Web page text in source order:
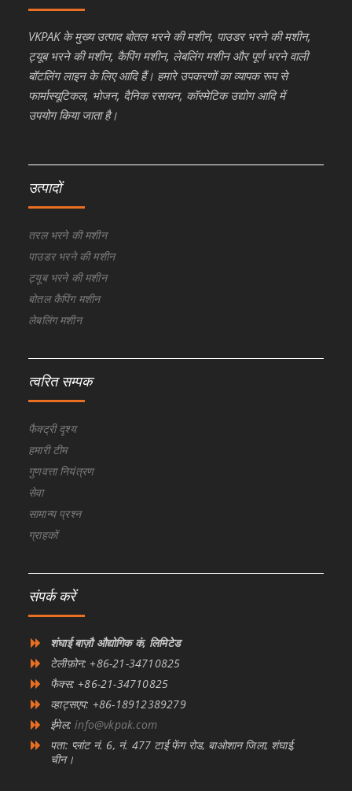
VKPAK के मुख्य उत्पाद बोतल भरने की मशीन, पाउडर भरने की मशीन,
ट्यूब भरने की मशीन, कैपिंग मशीन, लेबलिंग मशीन और पूर्ण भरने वाली
बॉटलिंग लाइन के लिए आदि हैं। हमारे उपकरणों का व्यापक रूप से
फार्मास्यूटिकल, भोजन, दैनिक रसायन, कॉस्मेटिक उद्योग आदि में
उपयोग किया जाता है।
उत्पादों
तरल भरने की मशीन
पाउडर भरने की मशीन
ट्यूब भरने की मशीन
बोतल कैपिंग मशीन
लेबलिंग मशीन
त्वरित सम्पक
फैक्ट्री दृश्य
हमारी टीम
गुणवत्ता नियंत्रण
सेवा
सामान्य प्रश्न
ग्राहकों
संपर्क करें
शंघाई बाज़ौ औद्योगिक कं, लिमिटेड
टेलीफ़ोन: +86-21-34710825
फैक्स: +86-21-34710825
व्हाट्सएप: +86-18912389279
ईमेल:info@vkpak.com
पता: प्लांट नं. 6, नं. 477 टाई फेंग रोड, बाओशान जिला, शंघाई,
चीन।